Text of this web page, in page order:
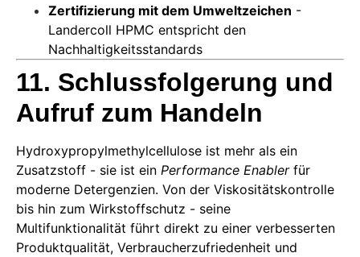
Zertifizierung mit dem Umweltzeichen -
Landercoll HPMC entspricht den
Nachhaltigkeitsstandards
11. Schlussfolgerung und
Aufruf zum Handeln
Hydroxypropylmethylcellulose ist mehr als ein
Zusatzstoff - sie ist ein Performance Enablerfür
moderne Detergenzien. Von der Viskositätskontrolle
bis hin zum Wirkstoffschutz - seine
Multifunktionalität führt direkt zu einer verbesserten
Produktqualität, Verbraucherzufriedenheit und